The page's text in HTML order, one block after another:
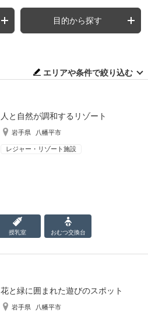
目的から探す
エリアや条件で絞り込む
人と自然が調和するリゾート
岩手県 八幡平市
レジャー・リゾート施設
授乳室 おむつ交換台
花と緑に囲まれた遊びのスポット
岩手県 八幡平市